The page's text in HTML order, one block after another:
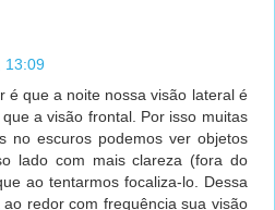
13:09
é que a noite nossa visão lateral é
a visão frontal. Por isso muitas
no escuros podemos ver objetos
lado com mais clareza (fora do
ao tentarmos focaliza-lo. Dessa
redor com frequência sua visão